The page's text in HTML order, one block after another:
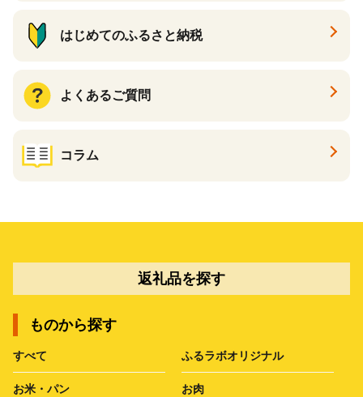
はじめてのふるさと納税
よくあるご質問
コラム
返礼品を探す
ものから探す
すべて ふるラボオリジナル
お米・パン お肉